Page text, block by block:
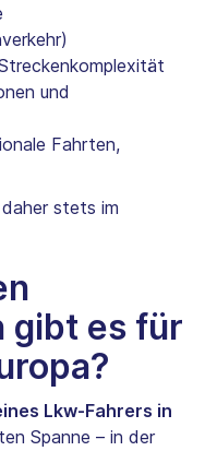
und
Fahrten,
stets im
gibt es für
Lkw-Fahrers in
Spanne – in der